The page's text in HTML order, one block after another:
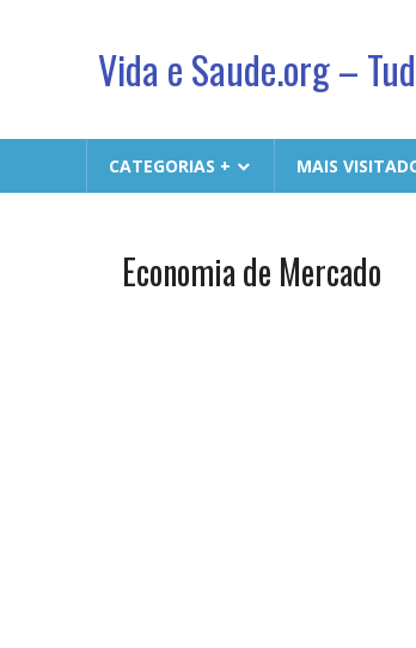
Vida e Saude.org –
novo
CATEGORIAS + MAIS
Economia
&
Economia de Mercado